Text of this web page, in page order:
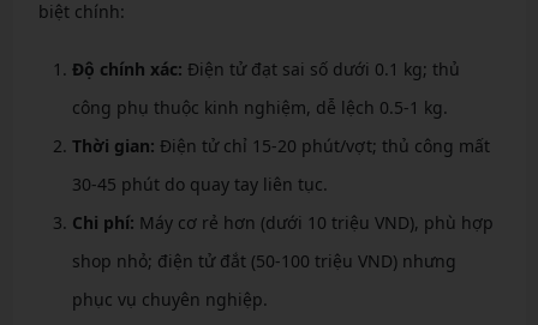
biệt chính:
Độ chính xác: Điện tử đạt sai số dưới 0.1 kg; thủ
công phụ thuộc kinh nghiệm, dễ lệch 0.5-1 kg.
Thời gian: Điện tử chỉ 15-20 phút/vợt; thủ công mất
30-45 phút do quay tay liên tục.
Chi phí: Máy cơ rẻ hơn (dưới 10 triệu VND), phù hợp
shop nhỏ; điện tử đắt (50-100 triệu VND) nhưng
phục vụ chuyên nghiệp.